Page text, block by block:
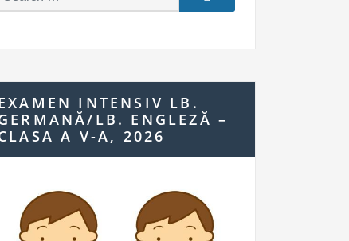
INTENSIV LB.
LB. ENGLEZĂ –
A V-A, 2026